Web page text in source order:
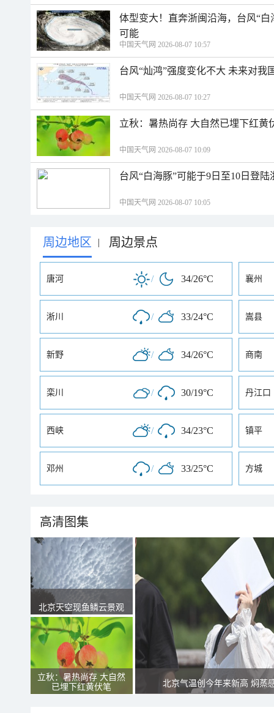
体型变大！直奔浙闽沿海，台风“
可能
中国天气网 2026-08-07 10:57
台风“灿鸿”强度变化不大 未来对我
中国天气网 2026-08-07 10:27
立秋：暑热尚存 大自然已埋下红黄
中国天气网 2026-08-07 10:09
台风“白海豚”可能于9日至10日登陆
中国天气网 2026-08-07 10:05
周边地区 | 周边景点
唐河 / 34/26°C 襄州
淅川 / 33/24°C 嵩县
新野 / 34/26°C 商南
栾川 / 30/19°C 丹江口
西峡 / 34/23°C 镇平
邓州 / 33/25°C 方城
高清图集
北京天空现鱼鳞云景观
立秋：暑热尚存 大自然
已埋下红黄伏笔
北京气温创今年来新高 焖蒸